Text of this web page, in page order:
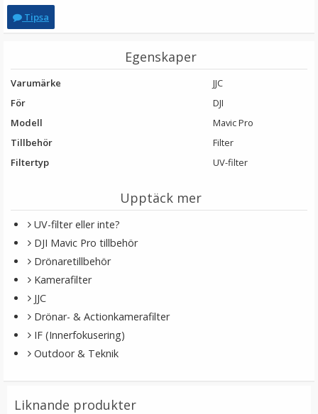
Sunnylife Säker förvaringsväska för Mavic Pro Batteri
99 kr
LÄGG I VARUKORG
Tipsa
Egenskaper
Varumärke
JJC
För
DJI
Modell
Mavic Pro
Tillbehör
Filter
Filtertyp
UV-filter
Upptäck mer
UV-filter eller inte?
DJI Mavic Pro tillbehör
Drönaretillbehör
Kamerafilter
JJC
Drönar- & Actionkamerafilter
IF (Innerfokusering)
Outdoor & Teknik
Liknande produkter